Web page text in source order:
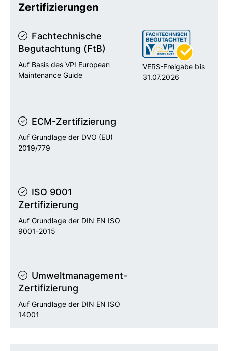
Zertifizierungen
Fachtechnische
Begutachtung (FtB)
Auf Basis des VPI European
Maintenance Guide
VERS-Freigabe bis
31.07.2026
ECM-Zertifizierung
Auf Grundlage der DVO (EU)
2019/779
ISO 9001
Zertifizierung
Auf Grundlage der DIN EN ISO
9001-2015
Umweltmanagement-
Zertifizierung
Auf Grundlage der DIN EN ISO
14001